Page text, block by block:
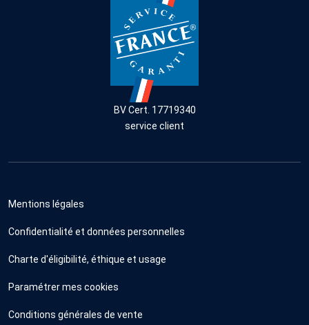
BV Cert. 17719340
service client
Mentions légales
Confidentialité et données personnelles
Charte d'éligibilité, éthique et usage
Paramétrer mes cookies
Conditions générales de vente